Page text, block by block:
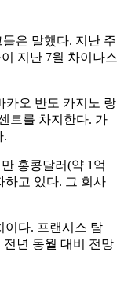
은 말했다. 지난 주
지난 7월 차이나스
카오 반도 카지노 랑
트를 차지한다. 가
.
홍콩달러(약 1억
하고 있다. 그 회사
이다. 프랜시스 탐
전년 동월 대비 전망